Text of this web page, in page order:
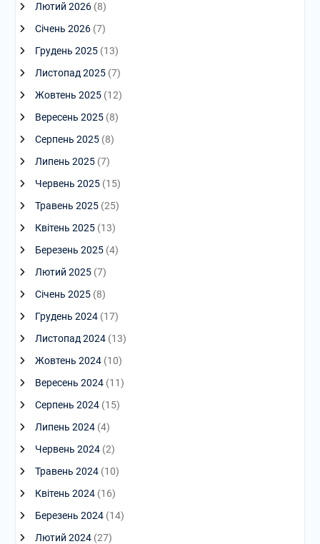
Лютий 2026(8)
Січень 2026(7)
Грудень 2025(13)
Листопад 2025(7)
Жовтень 2025(12)
Вересень 2025(8)
Серпень 2025(8)
Липень 2025(7)
Червень 2025(15)
Травень 2025(25)
Квітень 2025(13)
Березень 2025(4)
Лютий 2025(7)
Січень 2025(8)
Грудень 2024(17)
Листопад 2024(13)
Жовтень 2024(10)
Вересень 2024(11)
Серпень 2024(15)
Липень 2024(4)
Червень 2024(2)
Травень 2024(10)
Квітень 2024(16)
Березень 2024(14)
Лютий 2024(27)